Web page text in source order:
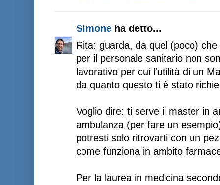
Simone ha detto...
Rita: guarda, da quel (poco)
per il personale sanitario non
lavorativo per cui l'utilità di un
da quanto questo ti è stato
Voglio dire: ti serve il master in
ambulanza (per fare un
potresti solo ritrovarti con un
come funziona in ambito
Per la laurea in medicina